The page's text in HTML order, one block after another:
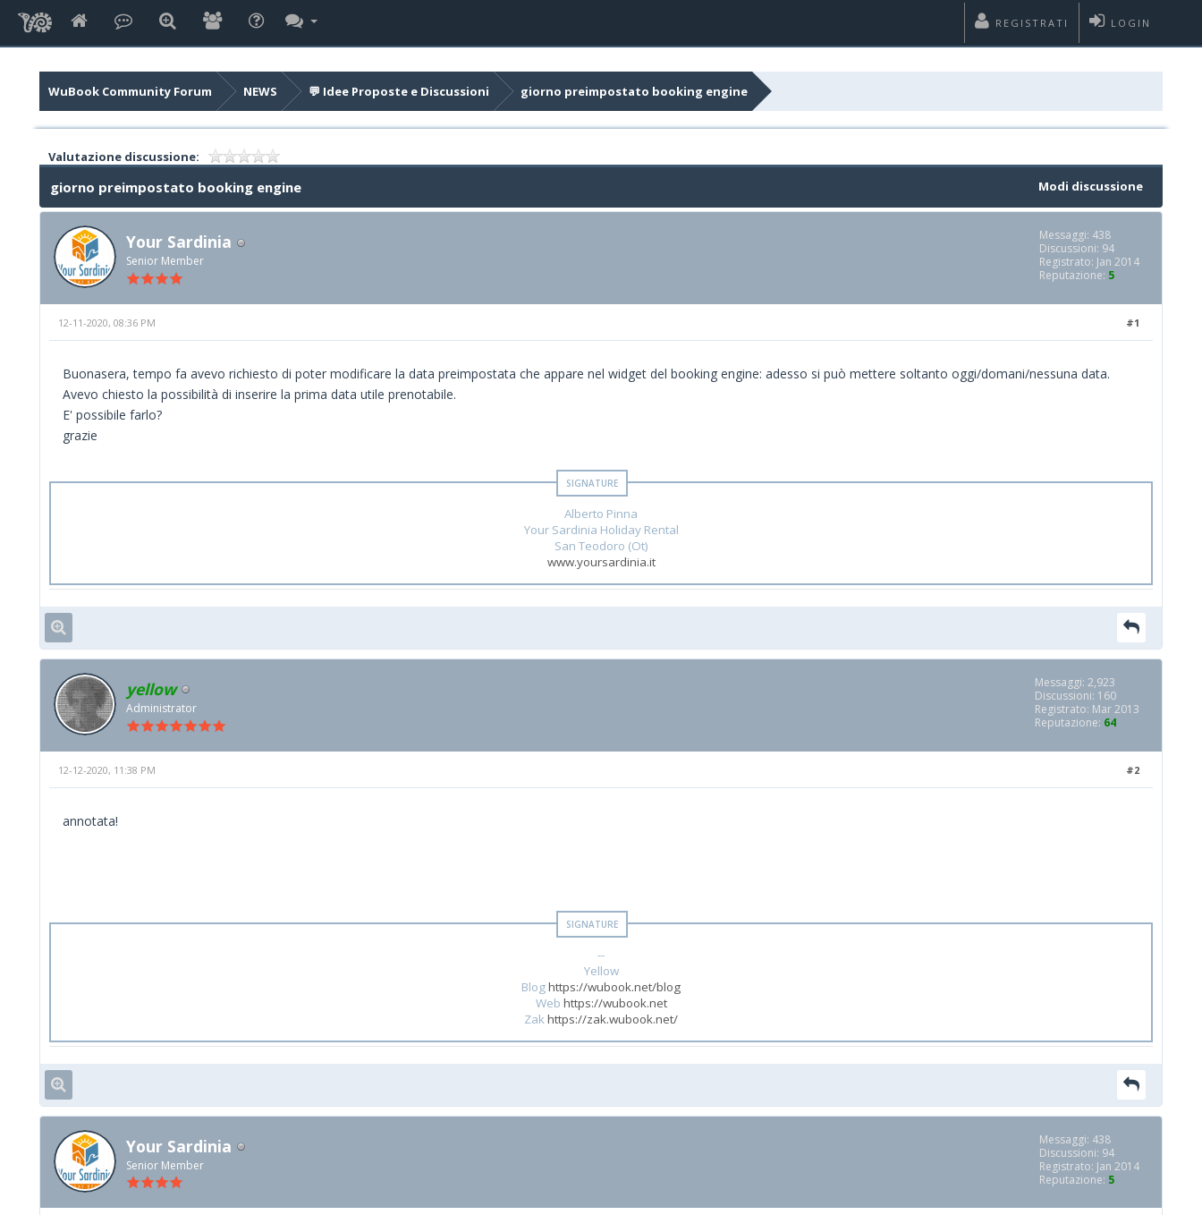
LOGIN
REGISTRATI
WuBook Community Forum NEWS 💬 Idee Proposte e Discussioni giorno preimpostato booking engine
Valutazione discussione:
Modi discussione
giorno preimpostato booking engine
Your Sardinia
Senior Member
Messaggi: 438
Discussioni: 94
Registrato: Jan 2014
Reputazione: 5
#1
12-11-2020, 08:36 PM
Buonasera, tempo fa avevo richiesto di poter modificare la data preimpostata che appare nel widget del booking engine: adesso si può mettere soltanto oggi/domani/nessuna data.
Avevo chiesto la possibilità di inserire la prima data utile prenotabile.
E' possibile farlo?
grazie
Alberto Pinna
Your Sardinia Holiday Rental
San Teodoro (Ot)
www.yoursardinia.it
yellow
Administrator
Messaggi: 2,923
Discussioni: 160
Registrato: Mar 2013
Reputazione: 64
#2
12-12-2020, 11:38 PM
annotata!
--
Yellow
Bloghttps://wubook.net/blog
Web https://wubook.net
Zak https://zak.wubook.net/
Your Sardinia
Senior Member
Messaggi: 438
Discussioni: 94
Registrato: Jan 2014
Reputazione: 5